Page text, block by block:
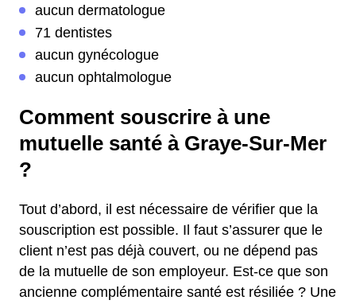
aucun dermatologue
71 dentistes
aucun gynécologue
aucun ophtalmologue
Comment souscrire à une
mutuelle santé à Graye-Sur-Mer
?
Tout d’abord, il est nécessaire de vérifier que la
souscription est possible. Il faut s’assurer que le
client n’est pas déjà couvert, ou ne dépend pas
de la mutuelle de son employeur. Est-ce que son
ancienne complémentaire santé est résiliée ? Une